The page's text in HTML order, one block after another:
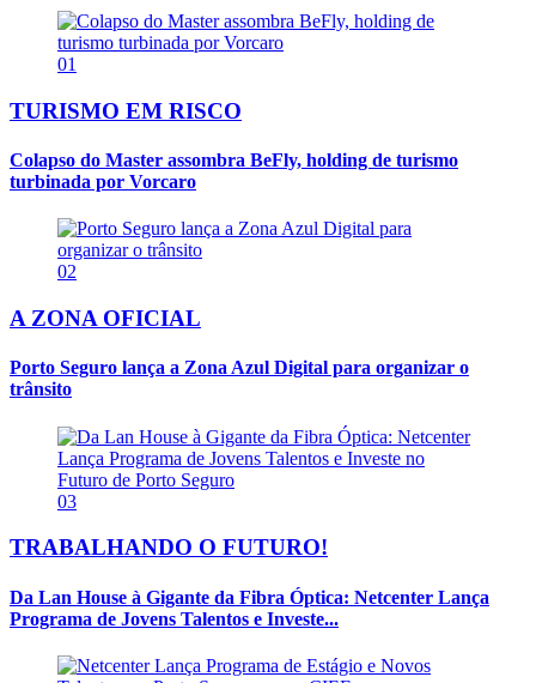
01
TURISMO EM RISCO
Colapso do Master assombra BeFly, holding de turismo
turbinada por Vorcaro
02
A ZONA OFICIAL
Porto Seguro lança a Zona Azul Digital para organizar o
trânsito
03
TRABALHANDO O FUTURO!
Da Lan House à Gigante da Fibra Óptica: Netcenter Lança
Programa de Jovens Talentos e Investe...